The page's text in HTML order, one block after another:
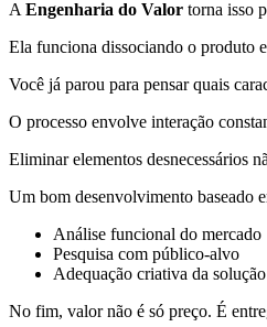
A Engenharia do Valor torna isso
Ela funciona dissociando o produto
Você já parou para pensar quais
O processo envolve interação
Eliminar elementos desnecessários
Um bom desenvolvimento baseado
Análise funcional do mercado
Pesquisa com público-alvo
Adequação criativa da solução
No fim, valor não é só preço. É